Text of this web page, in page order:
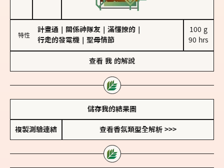
特性
計畫通 關係神隊友 滿懂撩的
行走的發電機
聖母情節
100 g
90 hrs
查看 我 的解說
儲存我的結果圖
複製測驗連結 查看香氛類型全解析 >>>